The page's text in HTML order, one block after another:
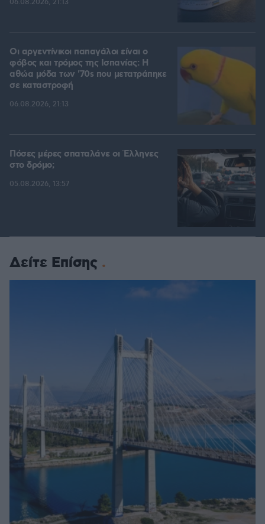
06.08.2026, 21:13
Οι αργεντίνικοι παπαγάλοι είναι ο
φόβος και τρόμος της Ισπανίας: Η
αθώα μόδα των '70s που μετατράπηκε
σε καταστροφή
06.08.2026, 21:13
Πόσες μέρες σπαταλάνε οι Έλληνες
στο δρόμο;
05.08.2026, 13:57
Δείτε Επίσης